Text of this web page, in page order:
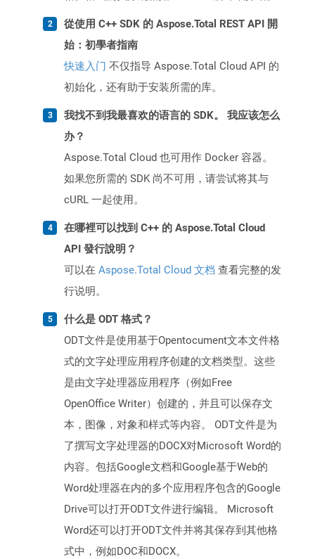
從使用 C++ SDK 的 Aspose.Total REST API 開
始：初學者指南
快速入门 不仅指导 Aspose.Total Cloud API 的
初始化，还有助于安装所需的库。
我找不到我最喜欢的语言的 SDK。 我应该怎么
办？
Aspose.Total Cloud 也可用作 Docker 容器。
如果您所需的 SDK 尚不可用，请尝试将其与
cURL 一起使用。
在哪裡可以找到 C++ 的 Aspose.Total Cloud
API 發行說明？
可以在 Aspose.Total Cloud 文档 查看完整的发
行说明。
什么是 ODT 格式？
ODT文件是使用基于Opentocument文本文件格
式的文字处理应用程序创建的文档类型。这些
是由文字处理器应用程序（例如Free
OpenOffice Writer）创建的，并且可以保存文
本，图像，对象和样式等内容。 ODT文件是为
了撰写文字处理器的DOCX对Microsoft Word的
内容。包括Google文档和Google基于Web的
Word处理器在内的多个应用程序包含的Google
Drive可以打开ODT文件进行编辑。 Microsoft
Word还可以打开ODT文件并将其保存到其他格
式中，例如DOC和DOCX。